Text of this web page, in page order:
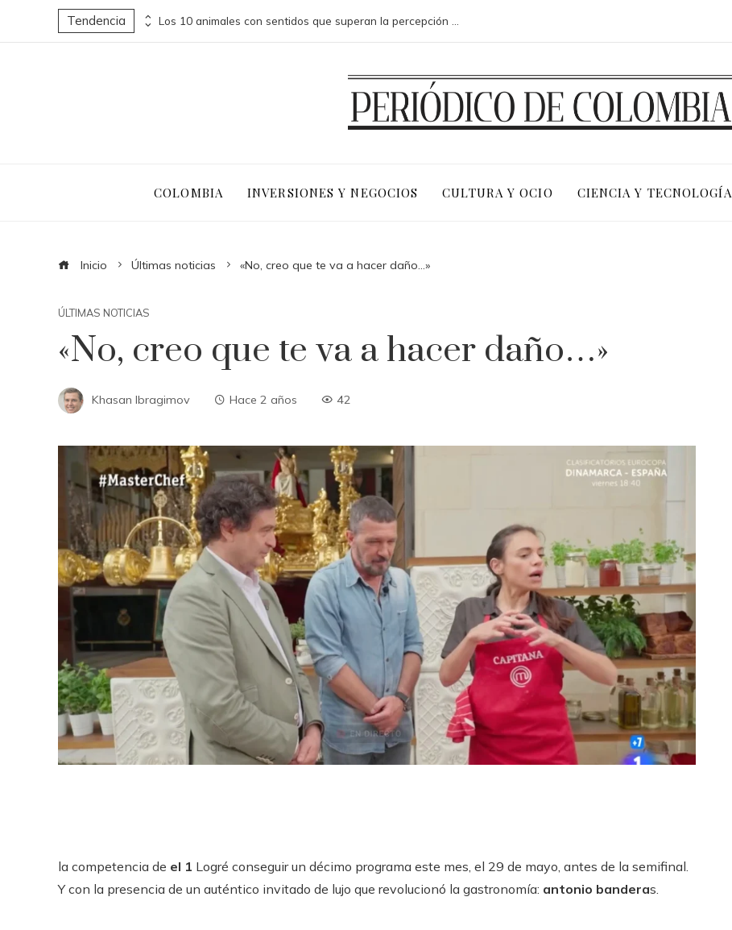
Tendencia Indicadores clave y buenas prácticas en RSE para fomentar diversidad y compras responsables en Estados Unidos
COLOMBIA INVERSIONES Y NEGOCIOS CULTURA Y OCIO CIENCIA Y TECNOLOGÍA
Inicio Últimas noticias «No, creo que te va a hacer daño…»
ÚLTIMAS NOTICIAS
«No, creo que te va a hacer daño…»
Khasan Ibragimov Hace 2 años 42
la competencia de el 1 Logré conseguir un décimo programa este mes, el 29 de mayo, antes de la semifinal.
Y con la presencia de un auténtico invitado de lujo que revolucionó la gastronomía: antonio banderas.